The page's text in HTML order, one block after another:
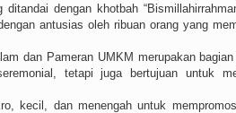
dengan khotbah
antusias oleh ribuan orang yang
dan Pameran UMKM merupakan
tetapi juga bertujuan untuk
kecil, dan menengah untuk